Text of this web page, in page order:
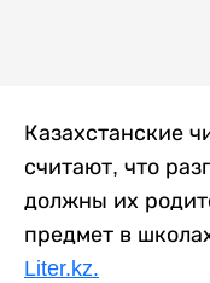
Казахстанские
считают, что
должны их
предмет в
Liter.kz.